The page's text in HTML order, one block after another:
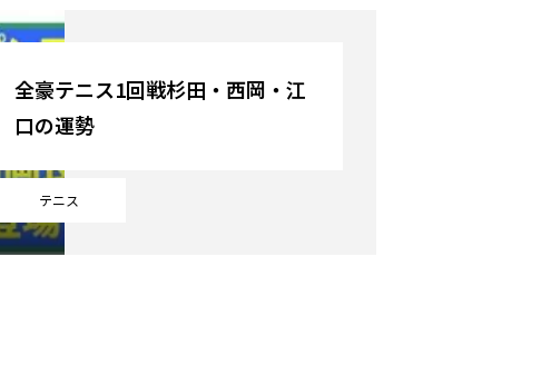
テニス
全豪テニス1回戦杉田・西岡・江
口の運勢